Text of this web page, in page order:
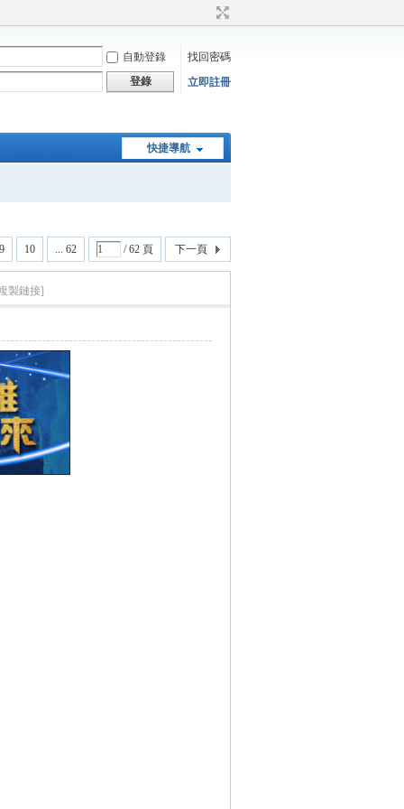
自動登錄
找回密碼
登錄
立即註冊
快捷導航
9 10 ... 62 / 62 頁 下一頁
製鏈接]